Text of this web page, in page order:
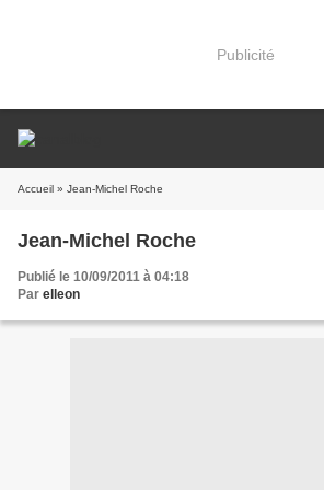
Publicité
Accueil » Jean-Michel Roche
Jean-Michel Roche
Publié le 10/09/2011 à 04:18
Par elleon